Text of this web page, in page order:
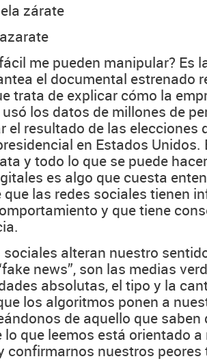
zárate
me pueden manipular? Es
el documental estrenado
trata de explicar cómo la
los datos de millones de
el resultado de las elecciones
en Estados Unidos.
y todo lo que se puede
es algo que cuesta
que las redes sociales tienen
y que tiene
sociales alteran nuestro
news”, son las medias
absolutas, el tipo y la
los algoritmos ponen a
de aquello que saben
lo que leemos está orientado
confirmarnos nuestros peores